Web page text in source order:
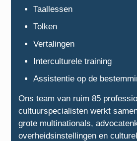
Taallessen
Tolken
Vertalingen
Interculturele training
Assistentie op de
Ons team van ruim 85
cultuurspecialisten werkt
grote multinationals,
overheidsinstellingen en